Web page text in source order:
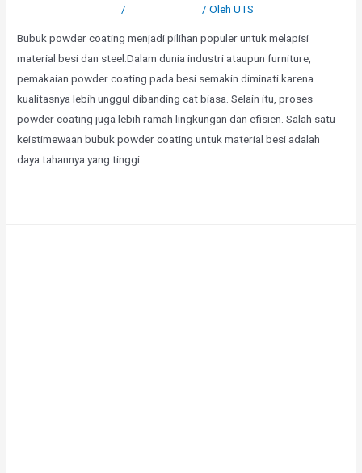
/ / OlehUTS
Bubuk powder coating menjadi pilihan populer untuk melapisi
material besi dan steel.Dalam dunia industri ataupun furniture,
pemakaian powder coating pada besi semakin diminati karena
kualitasnya lebih unggul dibanding cat biasa. Selain itu, proses
powder coating juga lebih ramah lingkungan dan efisien. Salah satu
keistimewaan bubuk powder coating untuk material besi adalah
daya tahannya yang tinggi …